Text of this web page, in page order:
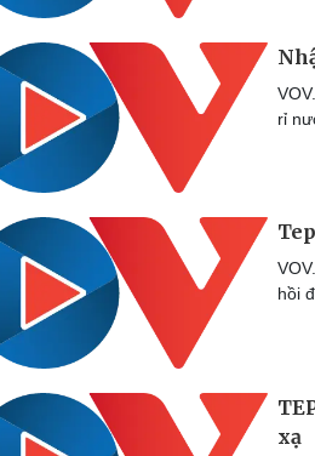
rỉ
hồi
xạ